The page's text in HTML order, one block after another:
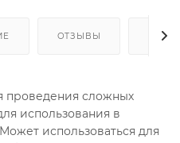
ОТЗЫВЫ КАК
проведения сложных
использования в
использоваться для